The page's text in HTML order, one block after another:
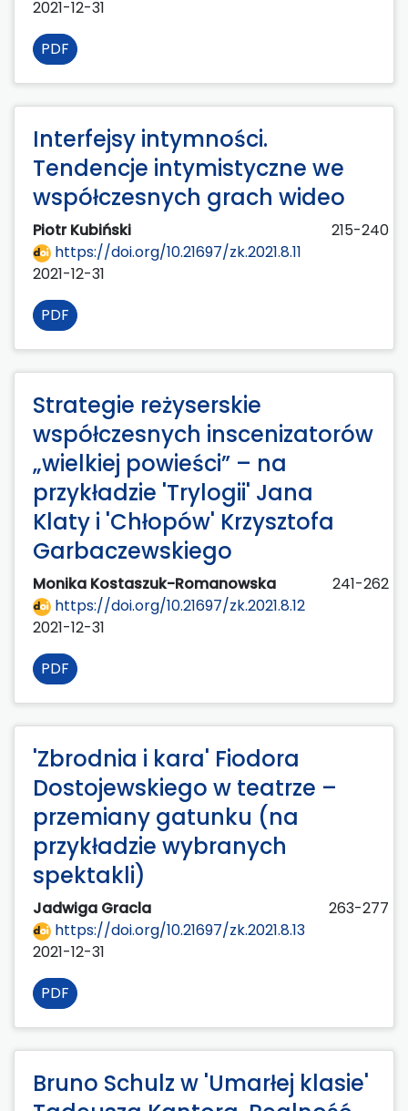
2021-12-31
PDF
Interfejsy intymności.
Tendencje intymistyczne we
współczesnych grach wideo
Piotr Kubiński
215-240
https://doi.org/10.21697/zk.2021.8.11
2021-12-31
PDF
Strategie reżyserskie
współczesnych inscenizatorów
„wielkiej powieści” – na
przykładzie 'Trylogii' Jana
Klaty i 'Chłopów' Krzysztofa
Garbaczewskiego
Monika Kostaszuk-Romanowska
241-262
https://doi.org/10.21697/zk.2021.8.12
2021-12-31
PDF
'Zbrodnia i kara' Fiodora
Dostojewskiego w teatrze –
przemiany gatunku (na
przykładzie wybranych
spektakli)
Jadwiga Gracla
263-277
https://doi.org/10.21697/zk.2021.8.13
2021-12-31
PDF
Bruno Schulz w 'Umarłej klasie'